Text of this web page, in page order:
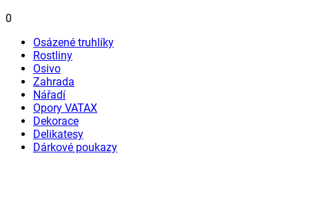
0
Osázené truhlíky
Rostliny
Osivo
Zahrada
Nářadí
Opory VATAX
Dekorace
Delikatesy
Dárkové poukazy